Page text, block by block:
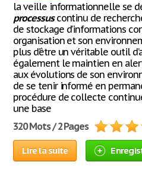
la veille informationnelle se
processuscontinu de
de stockage d’informations
organisation et son
plus d’être un véritable outil
également le maintien en
aux évolutions de son
de se tenir informé en
procédure de collecte
une base
320 Mots / 2 Pages
Lire la suite